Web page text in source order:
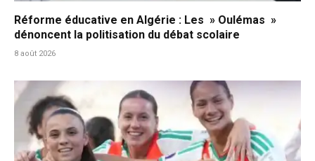
Réforme éducative en Algérie : Les » Oulémas »
dénoncent la politisation du débat scolaire
8 août 2026